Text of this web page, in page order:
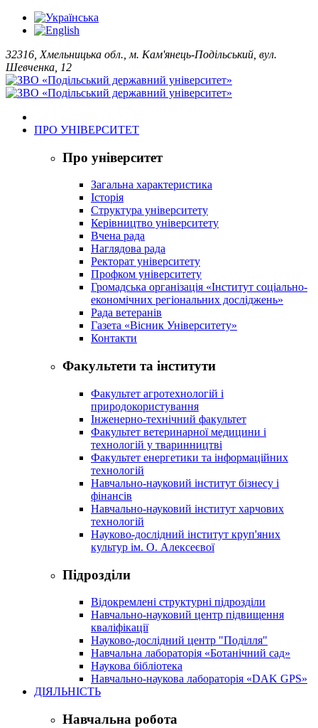
32316, Хмельницька обл., м. Кам'янець-Подільський, вул.
Шевченка, 12
ПРО УНІВЕРСИТЕТ
Про університет
Загальна характеристика
Історія
Структура університету
Керівництво університету
Вчена рада
Наглядова рада
Ректорат університету
Профком університету
Громадська організація «Інститут соціально-
економічних регіональних досліджень»
Рада ветеранів
Газета «Вісник Університету»
Контакти
Факультети та інститути
Факультет агротехнологій і
природокористування
Інженерно-технічний факультет
Факультет ветеринарної медицини і
технологій у тваринництві
Факультет енергетики та інформаційних
технологій
Навчально-науковий інститут бізнесу і
фінансів
Навчально-науковий інститут харчових
технологій
Науково-дослідний інститут круп'яних
культур ім. О. Алексеєвої
Підрозділи
Відокремлені структурні підрозділи
Навчально-науковий центр підвищення
кваліфікації
Науково-дослідний центр "Поділля"
Навчальна лабораторія «Ботанічний сад»
Наукова бібліотека
Навчально-наукова лабораторія «DAK GPS»
ДІЯЛЬНІСТЬ
Навчальна робота